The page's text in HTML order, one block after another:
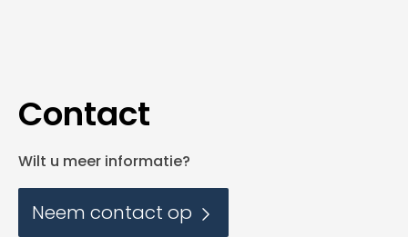
Contact
Wilt u meer informatie?
Neem contact op